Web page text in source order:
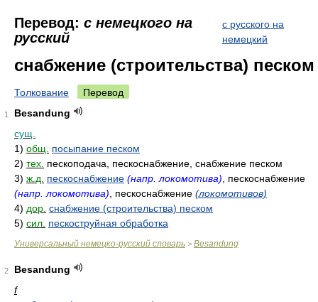
Перевод: с немецкого на
русский
с русского на
немецкий
снабжение (строительства) песком
Толкование Перевод
1
Besandung
сущ.
1) общ.
посыпание песком
2) тех. пескоподача, пескоснабжение, снабжение песком
3) ж.д. пескоснабжение (напр. локомотива) , пескоснабжение
(напр. локомотива) , пескоснабжение (локомотивов)
4) дор. снабжение (строительства) песком
5) сил. пескоструйная обработка
Универсальный немецко-русский словарь > Besandung
2
Besandung
f